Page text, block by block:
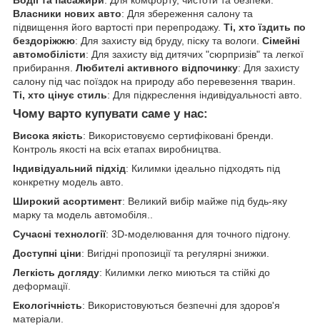
Власники нових авто: Для збереження салону та
підвищення його вартості при перепродажу. Ті, хто їздить по
бездоріжжю: Для захисту від бруду, піску та вологи. Сімейні
автомобілісти: Для захисту від дитячих "сюрпризів" та легкої
прибирання. Любителі активного відпочинку: Для захисту
салону під час поїздок на природу або перевезення тварин.
Ті, хто цінує стиль: Для підкреслення індивідуальності авто.
Чому варто купувати саме у нас:
Висока якість: Використовуємо сертифіковані бренди.
Контроль якості на всіх етапах виробництва.
Індивідуальний підхід: Килимки ідеально підходять під
конкретну модель авто.
Широкий асортимент: Великий вибір майже під будь-яку
марку та модель автомобіля..
Сучасні технології: 3D-моделювання для точного підгону.
Доступні ціни: Вигідні пропозиції та регулярні знижки.
Легкість догляду: Килимки легко миються та стійкі до
деформації.
Екологічність: Використовуються безпечні для здоров'я
матеріали.